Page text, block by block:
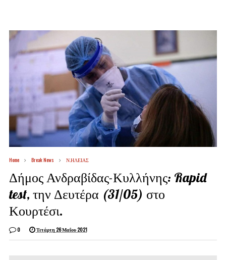
Home Break News Ν.ΗΛΕΙΑΣ
Δήμος Ανδραβίδας-Κυλλήνης: Rapid
test, την Δευτέρα (31/05) στο
Κουρτέσι.
0 Τετάρτη 26 Μαΐου 2021